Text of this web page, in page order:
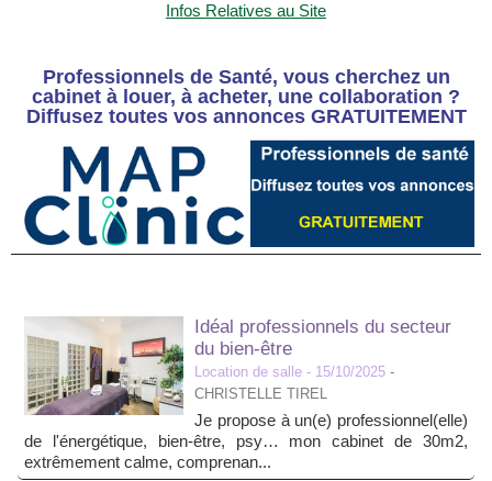
Infos Relatives au Site
Professionnels de Santé, vous cherchez un
cabinet à louer, à acheter, une collaboration ?
Diffusez toutes vos annonces GRATUITEMENT
Idéal professionnels du secteur
du bien-être
Location de salle - 15/10/2025 -
CHRISTELLE TIREL
Je propose à un(e) professionnel(elle)
de l'énergétique, bien-être, psy… mon cabinet de 30m2,
extrêmement calme, comprenan...